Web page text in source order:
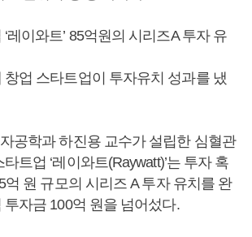
레이와트’ 85억원의 시리즈A 투자 유
업 스타트업이 투자유치 성과를 냈
공학과 하진용 교수가 설립한 심혈관
트업 ‘레이와트(Raywatt)’는 투자 혹
억 원 규모의 시리즈 A 투자 유치를 완
투자금 100억 원을 넘어섰다.